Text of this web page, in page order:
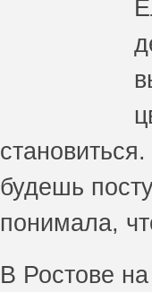
будешь
понимала,
В Ростове